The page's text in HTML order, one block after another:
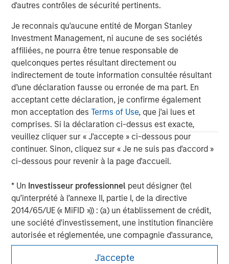
d'autres contrôles de sécurité pertinents.
Je reconnais qu'aucune entité de Morgan Stanley
Investment Management, ni aucune de ses sociétés
affiliées, ne pourra être tenue responsable de
quelconques pertes résultant directement ou
indirectement de toute information consultée résultant
d’une déclaration fausse ou erronée de ma part. En
acceptant cette déclaration, je confirme également
mon acceptation desTerms of Use, que j'ai lues et
comprises. Si la déclaration ci-dessus est exacte,
veuillez cliquer sur « J'accepte » ci-dessous pour
continuer. Sinon, cliquez sur « Je ne suis pas d'accord »
ci-dessous pour revenir à la page d'accueil.
* Un Investisseur professionnel peut désigner (tel
qu’interprété à l’annexe II, partie I, de la directive
2014/65/UE (« MiFID »)) : (a) un établissement de crédit,
une société d'investissement, une institution financière
autorisée et réglementée, une compagnie d'assurance,
un organisme de placement collectif ou la société de
gestion de cet organisme, un fonds de pension ou la
J'accepte
MSIM Spokesperson
David N. Miller
Managing Director